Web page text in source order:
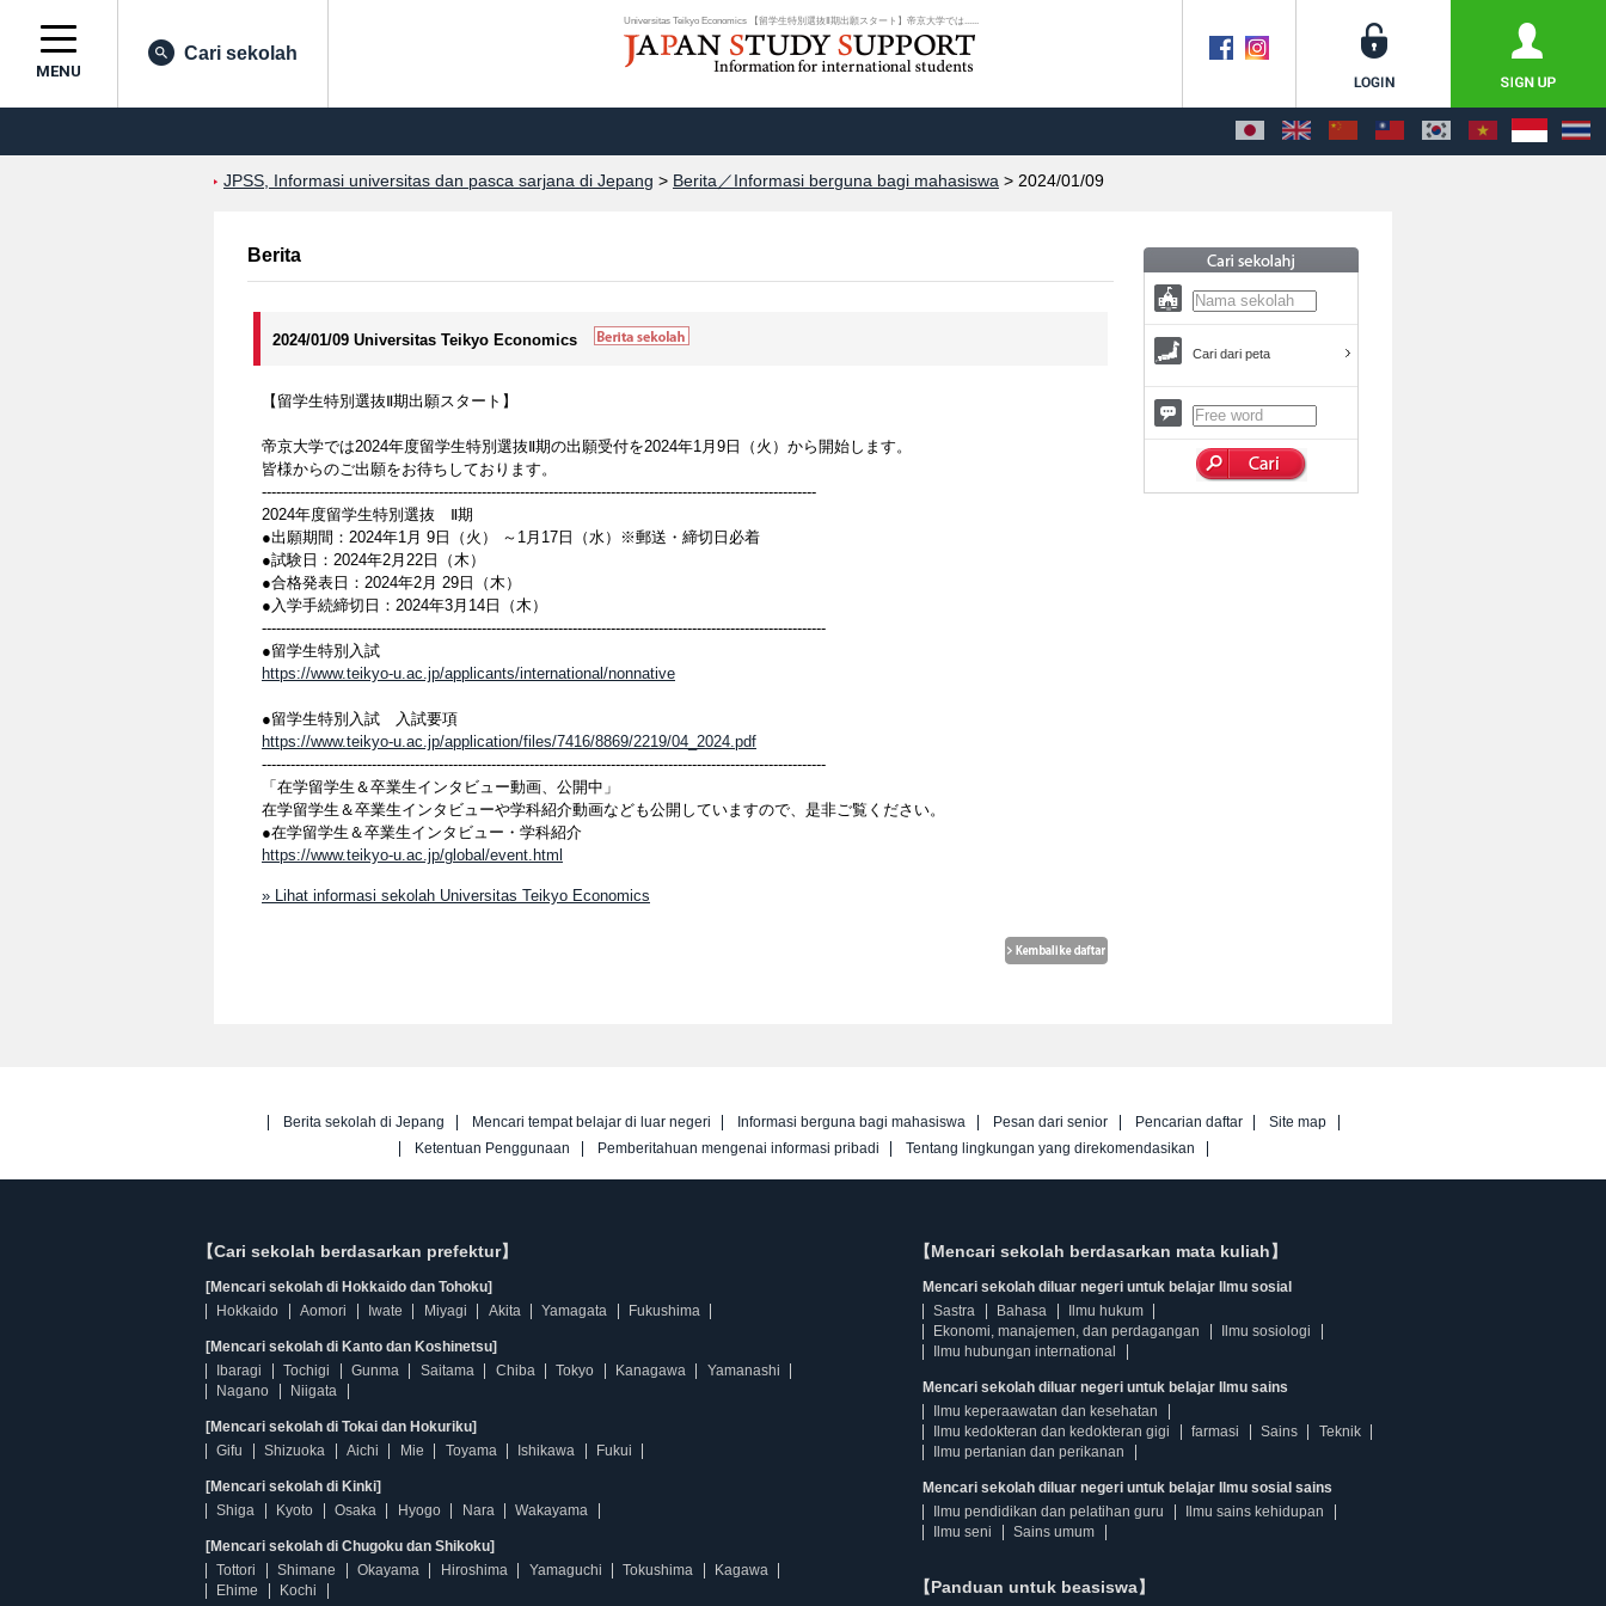
Universitas Teikyo Economics 【留学生特別選抜Ⅱ期出願スタート】帝京大学では......
MENU
Cari sekolah
JPSS, Informasi universitas dan pasca sarjana di Jepang > Berita／Informasi berguna bagi mahasiswa > 2024/01/09
Berita
2024/01/09 Universitas Teikyo Economics
【留学生特別選抜Ⅱ期出願スタート】
帝京大学では2024年度留学生特別選抜Ⅱ期の出願受付を2024年1月9日（火）から開始します。
皆様からのご出願をお待ちしております。
--------------------------------------------------------------------------------------------------------------------
2024年度留学生特別選抜 Ⅱ期
●出願期間：2024年1月 9日（火） ～1月17日（水）※郵送・締切日必着
●試験日：2024年2月22日（木）
●合格発表日：2024年2月 29日（木）
●入学手続締切日：2024年3月14日（木）
----------------------------------------------------------------------------------------------------------------------
●留学生特別入試
https://www.teikyo-u.ac.jp/applicants/international/nonnative
●留学生特別入試 入試要項
https://www.teikyo-u.ac.jp/application/files/7416/8869/2219/04_2024.pdf
----------------------------------------------------------------------------------------------------------------------
「在学留学生＆卒業生インタビュー動画、公開中」
在学留学生＆卒業生インタビューや学科紹介動画なども公開していますので、是非ご覧ください。
●在学留学生＆卒業生インタビュー・学科紹介
https://www.teikyo-u.ac.jp/global/event.html
» Lihat informasi sekolah Universitas Teikyo Economics
Cari dari peta
Berita sekolah di Jepang Mencari tempat belajar di luar negeri Informasi berguna bagi mahasiswa Pesan dari senior Pencarian daftar
Site map
Ketentuan Penggunaan
Pemberitahuan mengenai informasi pribadi Tentang lingkungan yang direkomendasikan
【Cari sekolah berdasarkan prefektur】
[Mencari sekolah di Hokkaido dan Tohoku]
Hokkaido
Aomori Iwate Miyagi Akita Yamagata Fukushima
[Mencari sekolah di Kanto dan Koshinetsu]
Ibaragi
Tochigi Gunma Saitama Chiba Tokyo Kanagawa
Yamanashi
Nagano
Niigata
[Mencari sekolah di Tokai dan Hokuriku]
Gifu
Shizuoka Aichi Mie Toyama Ishikawa Fukui
[Mencari sekolah di Kinki]
Shiga
Kyoto Osaka Hyogo Nara Wakayama
[Mencari sekolah di Chugoku dan Shikoku]
Tottori
Shimane Okayama Hiroshima Yamaguchi Tokushima
Kagawa
Ehime
Kochi
【Mencari sekolah berdasarkan mata kuliah】
Mencari sekolah diluar negeri untuk belajar Ilmu sosial
Sastra
Bahasa
Ilmu hukum
Ekonomi, manajemen, dan perdagangan
Ilmu sosiologi
Ilmu hubungan international
Mencari sekolah diluar negeri untuk belajar Ilmu sains
Ilmu keperaawatan dan kesehatan
Ilmu kedokteran dan kedokteran gigi
farmasi Sains
Teknik
Ilmu pertanian dan perikanan
Mencari sekolah diluar negeri untuk belajar Ilmu sosial sains
Ilmu pendidikan dan pelatihan guru
Ilmu sains kehidupan
Ilmu seni
Sains umum
【Panduan untuk beasiswa】